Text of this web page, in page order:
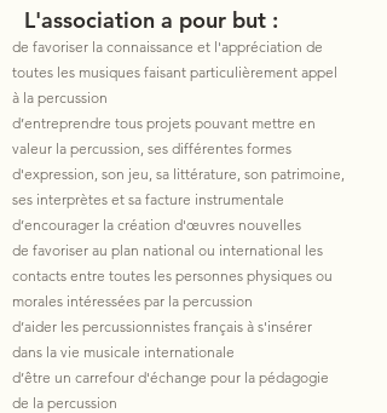
L'association a pour but :
de favoriser la connaissance et l'appréciation de
toutes les musiques faisant particulièrement appel
à la percussion
d’entreprendre tous projets pouvant mettre en
valeur la percussion, ses différentes formes
d'expression, son jeu, sa littérature, son patrimoine,
ses interprètes et sa facture instrumentale
d’encourager la création d'œuvres nouvelles
de favoriser au plan national ou international les
contacts entre toutes les personnes physiques ou
morales intéressées par la percussion
d’aider les percussionnistes français à s'insérer
dans la vie musicale internationale
d’être un carrefour d'échange pour la pédagogie
de la percussion